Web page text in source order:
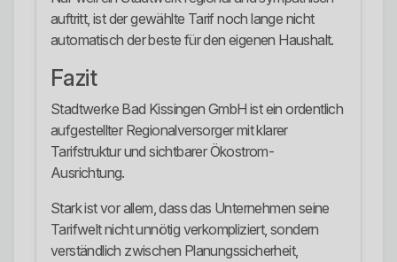
auftritt, ist der gewählte Tarif noch lange nicht
automatisch der beste für den eigenen Haushalt.
Fazit
Stadtwerke Bad Kissingen GmbH ist ein ordentlich
aufgestellter Regionalversorger mit klarer
Tarifstruktur und sichtbarer Ökostrom-
Ausrichtung.
Stark ist vor allem, dass das Unternehmen seine
Tarifwelt nicht unnötig verkompliziert, sondern
verständlich zwischen Planungssicherheit,